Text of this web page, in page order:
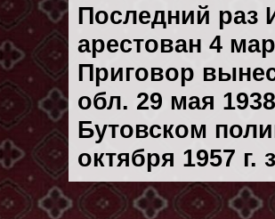
Последний раз
арестован 4
Приговор
обл. 29 мая
Бутовском
октября 1957 г.